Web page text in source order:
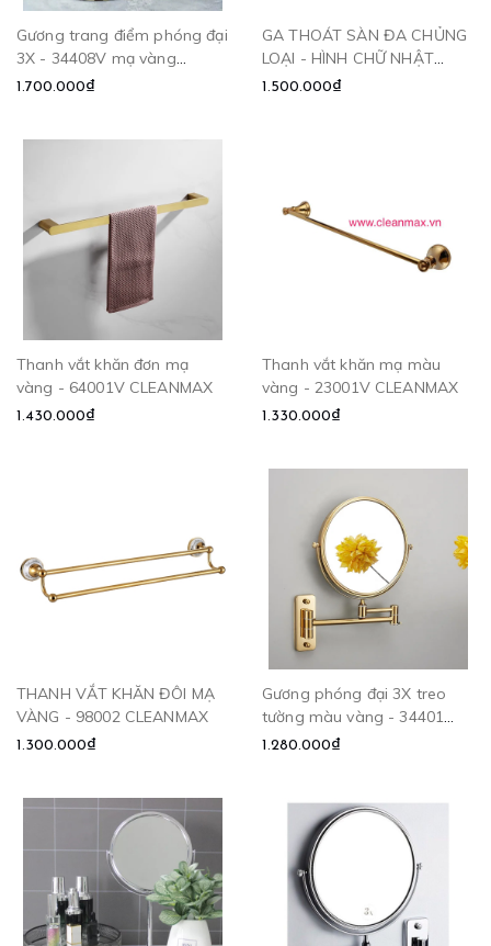
Gương trang điểm phóng đại
3X - 34408V mạ vàng
CLEANMAX
1.700.000₫
GA THOÁT SÀN ĐA CHỦNG
LOẠI - HÌNH CHỮ NHẬT
CLEANMAX
1.500.000₫
Thanh vắt khăn đơn mạ
vàng - 64001V CLEANMAX
1.430.000₫
Thanh vắt khăn mạ màu
vàng - 23001V CLEANMAX
1.330.000₫
THANH VẮT KHĂN ĐÔI MẠ
VÀNG - 98002 CLEANMAX
1.300.000₫
Gương phóng đại 3X treo
tường màu vàng - 34401
CLEANMAX
1.280.000₫